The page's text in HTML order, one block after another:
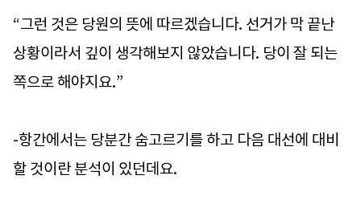
“그런 것은 당원의 뜻에 따르겠습니다. 선거가 막 끝난
상황이라서 깊이 생각해보지 않았습니다. 당이 잘 되는
쪽으로 해야지요.”
-항간에서는 당분간 숨고르기를 하고 다음 대선에 대비
할 것이란 분석이 있던데요.